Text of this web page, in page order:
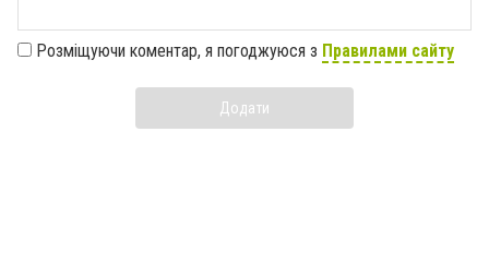
Розміщуючи коментар, я погоджуюся з Правилами сайту
Додати